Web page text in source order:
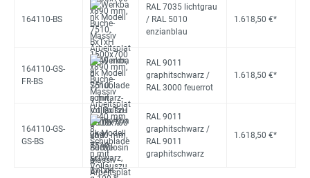
164110-BS
RAL 7035 lichtgrau
/ RAL 5010
enzianblau
1.618,50 €*
164110-GS-
FR-BS
RAL 9011
graphitschwarz /
RAL 3000 feuerrot
1.618,50 €*
164110-GS-
GS-BS
RAL 9011
graphitschwarz /
RAL 9011
graphitschwarz
1.618,50 €*